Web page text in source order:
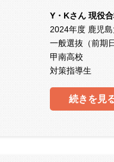
Y・Kさん 現役
2024年度 鹿児
一般選抜（前期
甲南高校
対策指導生
続きを見